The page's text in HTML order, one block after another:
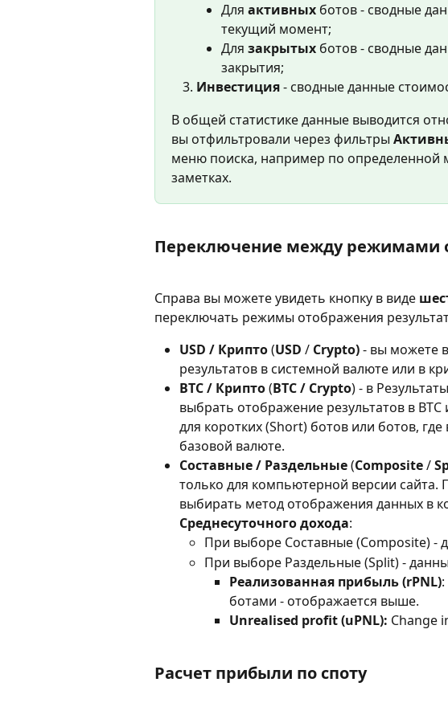
Для активных ботов - сводные
текущий момент;
Для закрытых ботов - сводные
закрытия;
Инвестиция - сводные данные
В общей статистике данные выводится
вы отфильтровали через фильтры
меню поиска, например по определенной
заметках.
Переключение между режимами
Справа вы можете увидеть кнопку в виде
переключать режимы отображения
USD / Крипто (USD / Crypto) - вы можете
результатов в системной валюте или в
BTC / Крипто (BTC / Crypto) - в
выбрать отображение результатов в
для коротких (Short) ботов или ботов,
базовой валюте.
Составные / Раздельные (Composite /
только для компьютерной версии
выбирать метод отображения данных в
Среднесуточного дохода:
При выборе Составные (Composite) -
При выборе Раздельные (Split) -
Реализованная прибыль (rPNL)
ботами - отображается выше.
Unrealised profit (uPNL): Change
Расчет прибыли по споту